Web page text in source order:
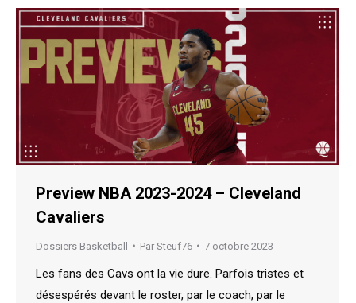
Preview NBA 2023-2024 – Cleveland
Cavaliers
Dossiers Basketball Par Steuf76 7 octobre 2023
Les fans des Cavs ont la vie dure. Parfois tristes et
désespérés devant le roster, par le coach, par le